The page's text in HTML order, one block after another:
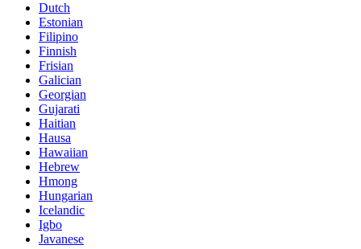
Dutch
Estonian
Filipino
Finnish
Frisian
Galician
Georgian
Gujarati
Haitian
Hausa
Hawaiian
Hebrew
Hmong
Hungarian
Icelandic
Igbo
Javanese